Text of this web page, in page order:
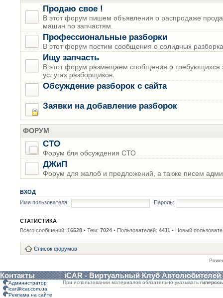
Продаю свое !
В этот форум пишем объявления о распродаже
машин по запчастям.
Профессиональные разборки
В этот форум постим сообщения о солидных
Ищу запчасть
В этот форум размещаем сообщения о требующихся
услугах разборщиков.
Обсуждение разборок с сайта
Заявки на добавление разборок
ФОРУМ
СТО
Форум бля обсуждения СТО
ДЖиП
Форум для жалоб и предложений, а также писем
ВХОД
Имя пользователя:
Пароль:
СТАТИСТИКА
Всего сообщений: 16528 • Тем: 7024 • Пользователей: 4411 • Новый
Список форумов
Контакты iCAR - Виртуальный Клуб Автолюбителей
Администратор
icar@icar.com.ua
Реклама на сайте
При использовании материалов обязательно указывать